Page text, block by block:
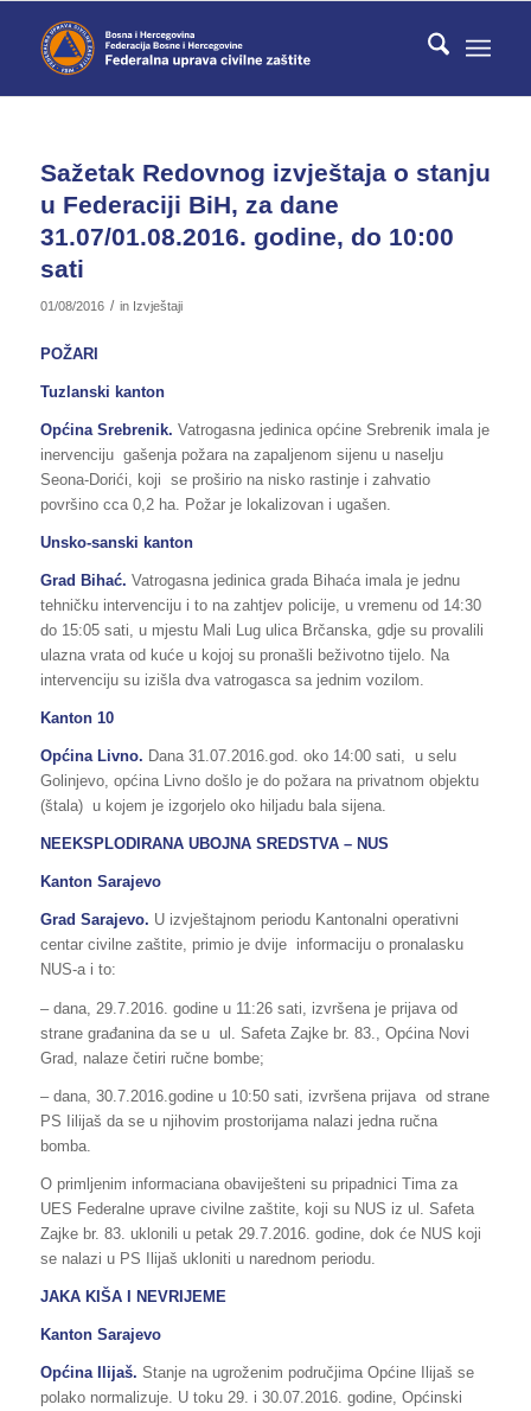
Sažetak Redovnog izvještaja o stanju
u Federaciji BiH, za dane
31.07/01.08.2016. godine, do 10:00
sati
01/08/2016 / in Izvještaji
POŽARI
Tuzlanski kanton
Općina Srebrenik. Vatrogasna jedinica općine Srebrenik imala je
inervenciju gašenja požara na zapaljenom sijenu u naselju
Seona-Dorići, koji se proširio na nisko rastinje i zahvatio
površino cca 0,2 ha. Požar je lokalizovan i ugašen.
Unsko-sanski kanton
Grad Bihać. Vatrogasna jedinica grada Bihaća imala je jednu
tehničku intervenciju i to na zahtjev policije, u vremenu od 14:30
do 15:05 sati, u mjestu Mali Lug ulica Brčanska, gdje su provalili
ulazna vrata od kuće u kojoj su pronašli beživotno tijelo. Na
intervenciju su izišla dva vatrogasca sa jednim vozilom.
Kanton 10
Općina Livno. Dana 31.07.2016.god. oko 14:00 sati, u selu
Golinjevo, općina Livno došlo je do požara na privatnom objektu
(štala) u kojem je izgorjelo oko hiljadu bala sijena.
NEEKSPLODIRANA UBOJNA SREDSTVA – NUS
Kanton Sarajevo
Grad Sarajevo. U izvještajnom periodu Kantonalni operativni
centar civilne zaštite, primio je dvije informaciju o pronalasku
NUS-a i to:
– dana, 29.7.2016. godine u 11:26 sati, izvršena je prijava od
strane građanina da se u ul. Safeta Zajke br. 83., Općina Novi
Grad, nalaze četiri ručne bombe;
– dana, 30.7.2016.godine u 10:50 sati, izvršena prijava od strane
PS Iilijaš da se u njihovim prostorijama nalazi jedna ručna
bomba.
O primljenim informaciana obaviješteni su pripadnici Tima za
UES Federalne uprave civilne zaštite, koji su NUS iz ul. Safeta
Zajke br. 83. uklonili u petak 29.7.2016. godine, dok će NUS koji
se nalazi u PS Ilijaš ukloniti u narednom periodu.
JAKA KIŠA I NEVRIJEME
Kanton Sarajevo
Općina Ilijaš. Stanje na ugroženim područjima Općine Ilijaš se
polako normalizuje. U toku 29. i 30.07.2016. godine, Općinski